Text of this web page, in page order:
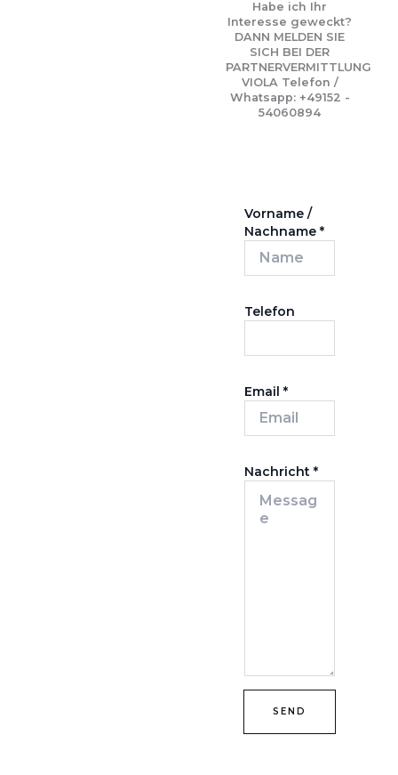
Habe ich Ihr
Interesse geweckt?
DANN MELDEN SIE
SICH BEI DER
PARTNERVERMITTLUNG
VIOLA Telefon /
Whatsapp: +49152 -
54060894
Vorname /
Nachname *
Telefon
Email *
Nachricht *
SEND